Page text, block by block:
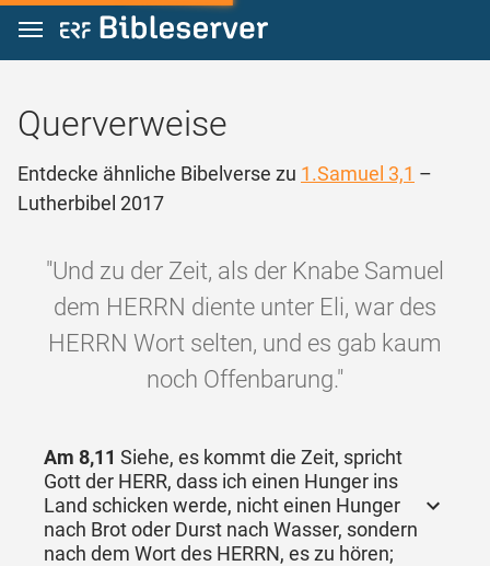
Zum Inhalt springen
Querverweise
Entdecke ähnliche Bibelverse zu 1.Samuel 3,1 –
Lutherbibel 2017
"Und zu der Zeit, als der Knabe Samuel
dem HERRN diente unter Eli, war des
HERRN Wort selten, und es gab kaum
noch Offenbarung."
Am 8,11 Siehe, es kommt die Zeit, spricht
Gott der HERR, dass ich einen Hunger ins
Land schicken werde, nicht einen Hunger
nach Brot oder Durst nach Wasser, sondern
nach dem Wort des HERRN, es zu hören;